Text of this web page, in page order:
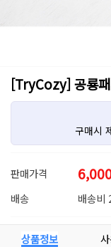
[TryCozy] 공룡
구매시
판매가격
배송 배송비
상품정보